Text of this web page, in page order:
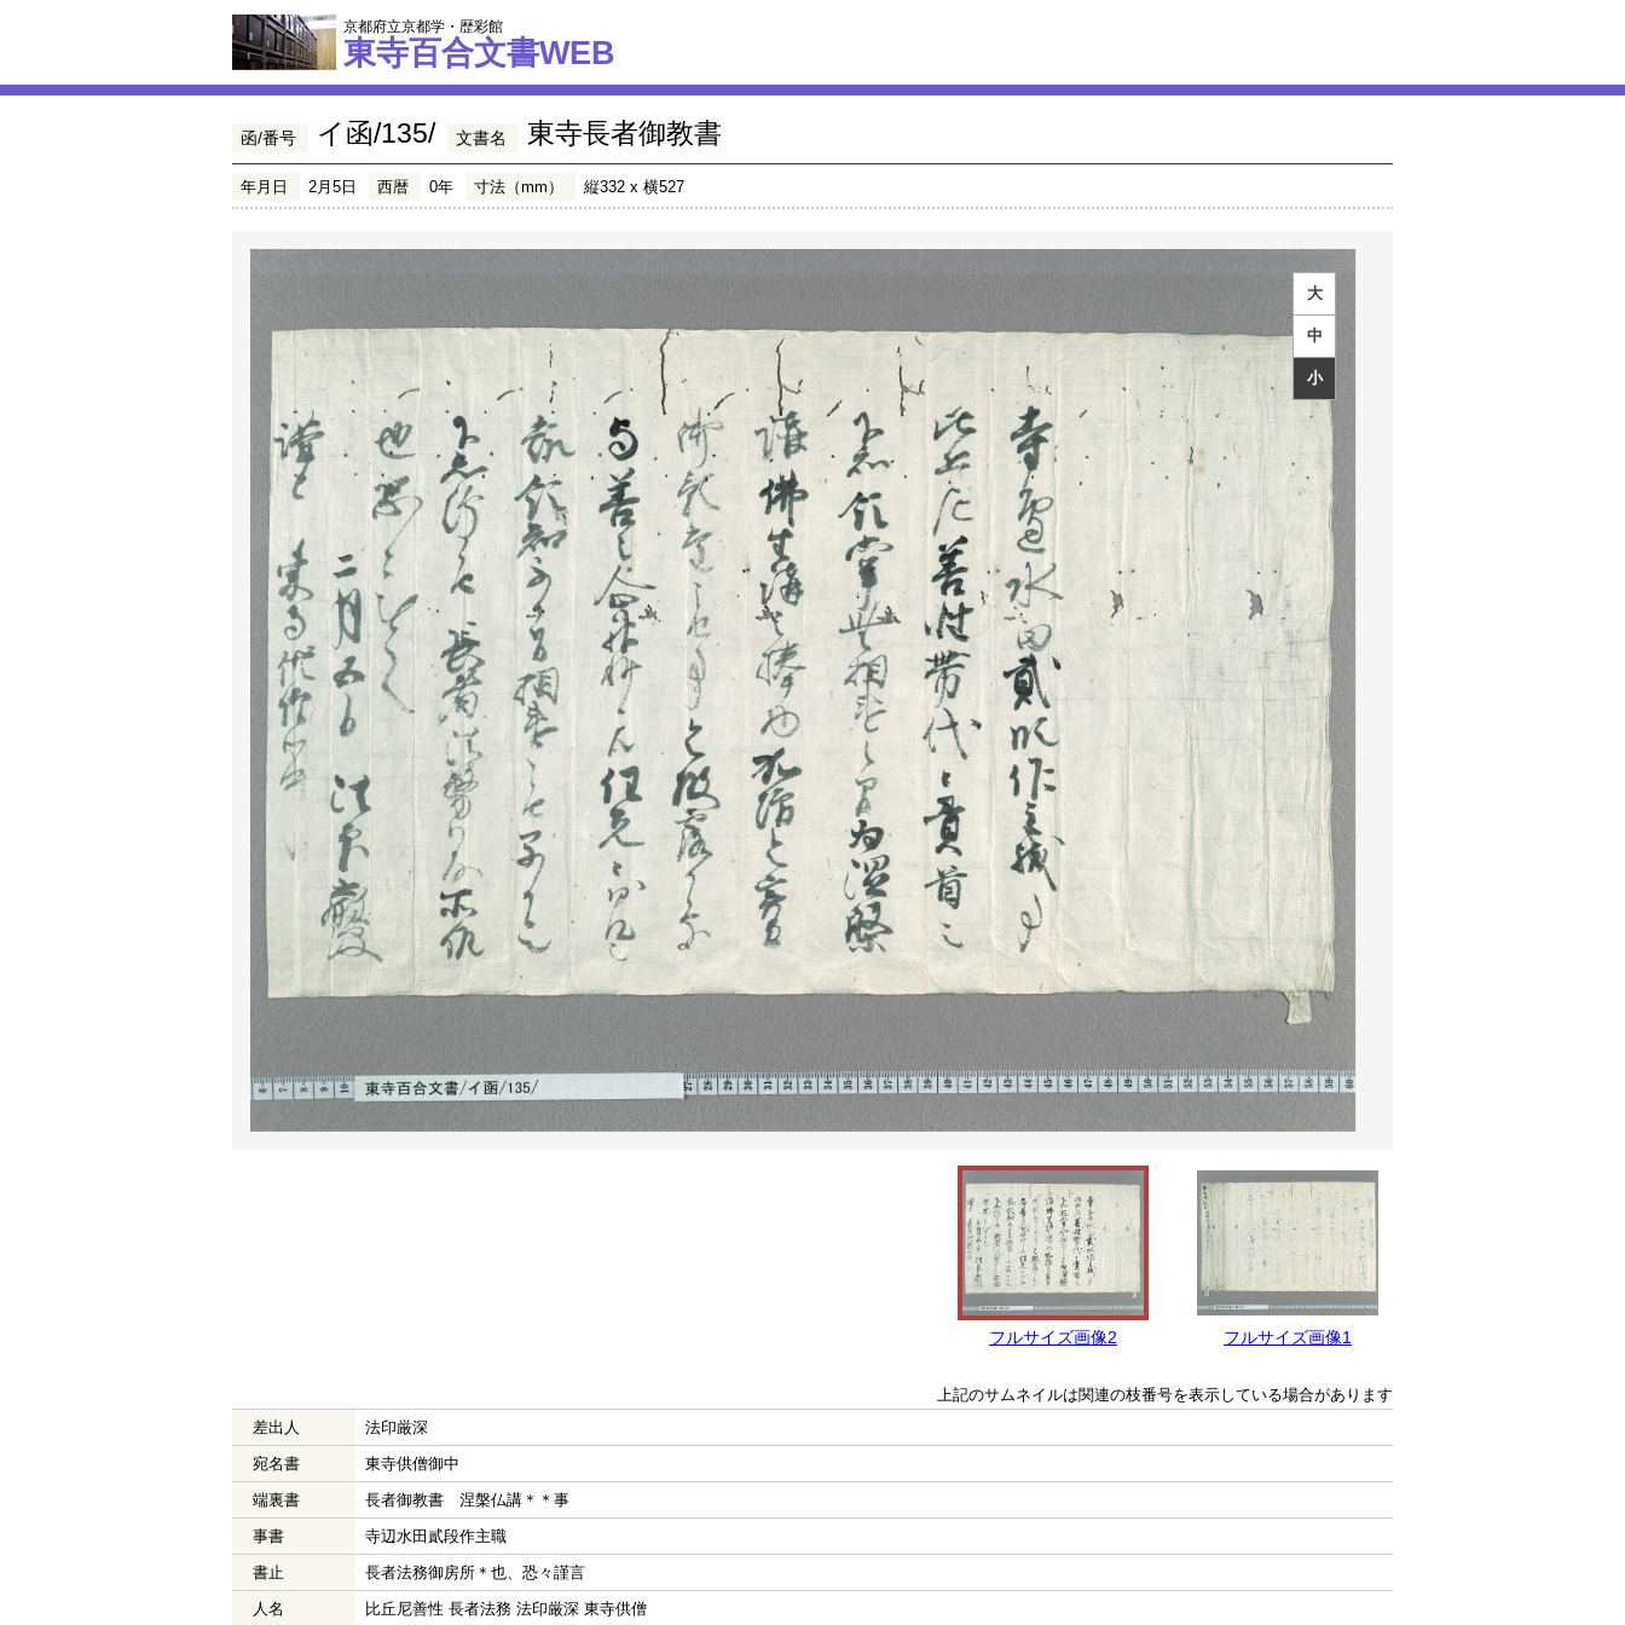
京都府立京都学・歴彩館
東寺百合文書WEB
函/番号 イ函/135/ 文書名 東寺長者御教書
年月日 2月5日 西暦 0年 寸法（mm） 縦332 x 横527
大
中
小
フルサイズ画像2 フルサイズ画像1
上記のサムネイルは関連の枝番号を表示している場合があります
差出人
法印厳深
宛名書
東寺供僧御中
端裏書
長者御教書 涅槃仏講＊＊事
事書
寺辺水田貳段作主職
書止
長者法務御房所＊也、恐々謹言
人名
比丘尼善性 長者法務 法印厳深 東寺供僧